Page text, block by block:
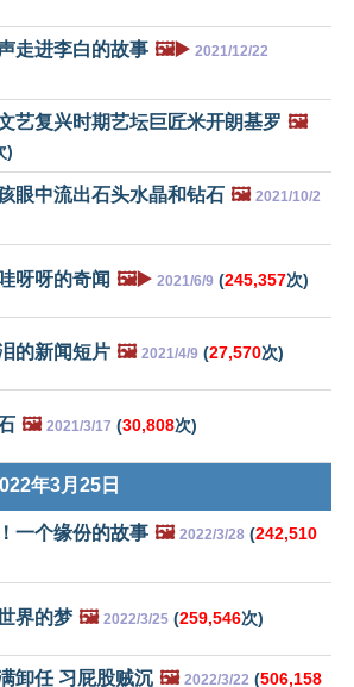
走进李白的故事 🖼️▶️ 2021/12/22
艺复兴时期艺坛巨匠米开朗基罗 🖼️
)
眼中流出石头水晶和钻石 🖼️ 2021/10/2
呀呀的奇闻 🖼️▶️ 2021/6/9 (245,357次)
的新闻短片 🖼️ 2021/4/9 (27,570次)
🖼️ 2021/3/17 (30,808次)
年3月25日
一个缘份的故事 🖼️ 2022/3/28 (242,510
界的梦 🖼️ 2022/3/25 (259,546次)
卸任 习屁股贼沉 🖼️ 2022/3/22 (506,158